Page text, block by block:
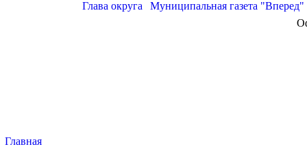
Глава округа Муниципальная газета "Вперед"
Главная